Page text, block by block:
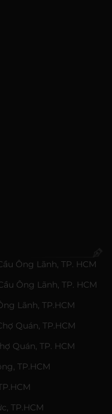
Ông Lãnh, TP. HCM
Ông Lãnh, TP. HCM
Lãnh, TP.HCM
Quán, TP.HCM
Quán, TP. HCM
TP.HCM
TP.HCM